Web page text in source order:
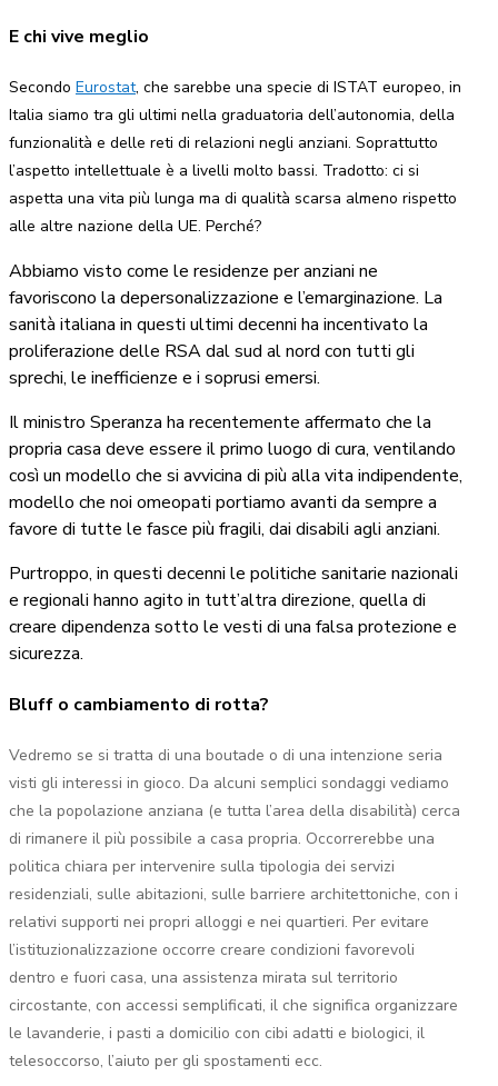
E chi vive meglio
Secondo Eurostat, che sarebbe una specie di ISTAT europeo, in
Italia siamo tra gli ultimi nella graduatoria dell’autonomia, della
funzionalità e delle reti di relazioni negli anziani. Soprattutto
l’aspetto intellettuale è a livelli molto bassi. Tradotto: ci si
aspetta una vita più lunga ma di qualità scarsa almeno rispetto
alle altre nazione della UE. Perché?
Abbiamo visto come le residenze per anziani ne
favoriscono la depersonalizzazione e l’emarginazione. La
sanità italiana in questi ultimi decenni ha incentivato la
proliferazione delle RSA dal sud al nord con tutti gli
sprechi, le inefficienze e i soprusi emersi.
Il ministro Speranza ha recentemente affermato che la
propria casa deve essere il primo luogo di cura, ventilando
così un modello che si avvicina di più alla vita indipendente,
modello che noi omeopati portiamo avanti da sempre a
favore di tutte le fasce più fragili, dai disabili agli anziani.
Purtroppo, in questi decenni le politiche sanitarie nazionali
e regionali hanno agito in tutt’altra direzione, quella di
creare dipendenza sotto le vesti di una falsa protezione e
sicurezza.
Bluff o cambiamento di rotta?
Vedremo se si tratta di una boutade o di una intenzione seria
visti gli interessi in gioco. Da alcuni semplici sondaggi vediamo
che la popolazione anziana (e tutta l’area della disabilità) cerca
di rimanere il più possibile a casa propria. Occorrerebbe una
politica chiara per intervenire sulla tipologia dei servizi
residenziali, sulle abitazioni, sulle barriere architettoniche, con i
relativi supporti nei propri alloggi e nei quartieri. Per evitare
l’istituzionalizzazione occorre creare condizioni favorevoli
dentro e fuori casa, una assistenza mirata sul territorio
circostante, con accessi semplificati, il che significa organizzare
le lavanderie, i pasti a domicilio con cibi adatti e biologici, il
telesoccorso, l’aiuto per gli spostamenti ecc.